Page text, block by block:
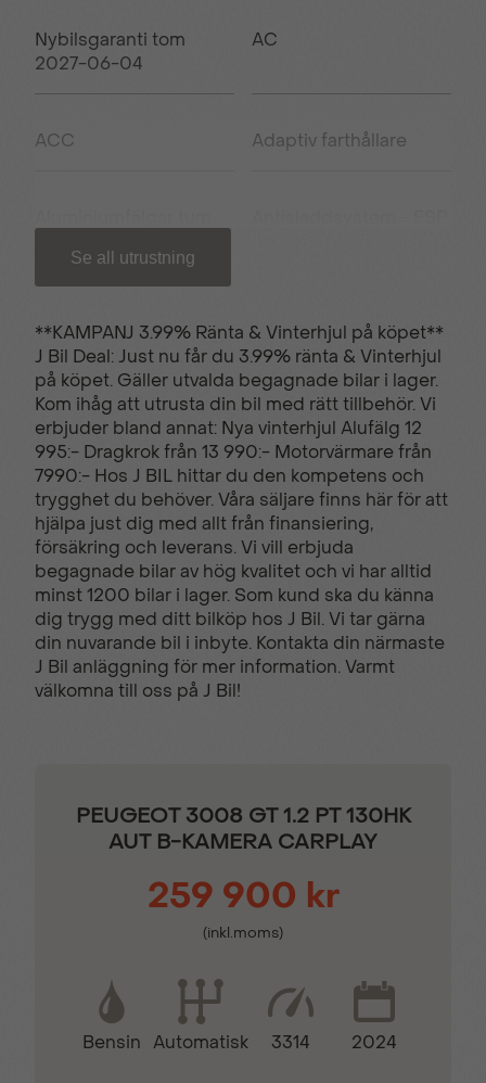
Nybilsgaranti tom
2027-06-04
AC
ACC Adaptiv farthållare
Antispinnsystem
Apple carplay/Android
auto
USB uttag
Backkamera Bluetooth - handsfree
Elhissar fram och bak
El-infällbara
sidospeglar
Farthållare Filbytesvarnare
Halvläderklädsel Isofix - Barnstolsfästen
Komplett ifylld
servicebok
LED-strålkastare
Multifunktions
touchscreen
Se all utrustning
**KAMPANJ 3.99% Ränta & Vinterhjul på köpet**
J Bil Deal: Just nu får du 3.99% ränta & Vinterhjul
på köpet. Gäller utvalda begagnade bilar i lager.
Kom ihåg att utrusta din bil med rätt tillbehör. Vi
erbjuder bland annat: Nya vinterhjul Alufälg 12
995:- Dragkrok från 13 990:- Motorvärmare från
7990:- Hos J BIL hittar du den kompetens och
trygghet du behöver. Våra säljare finns här för att
hjälpa just dig med allt från finansiering,
försäkring och leverans. Vi vill erbjuda
begagnade bilar av hög kvalitet och vi har alltid
minst 1200 bilar i lager. Som kund ska du känna
dig trygg med ditt bilköp hos J Bil. Vi tar gärna
din nuvarande bil i inbyte. Kontakta din närmaste
J Bil anläggning för mer information. Varmt
välkomna till oss på J Bil!
PEUGEOT 3008 GT 1.2 PT 130HK
AUT B-KAMERA CARPLAY
259 900 kr
(inkl.moms)
Bensin Automatisk 3314 2024